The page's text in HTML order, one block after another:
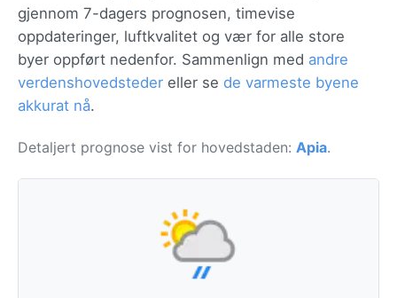
gjennom 7-dagers prognosen, timevise
oppdateringer, luftkvalitet og vær for alle store
byer oppført nedenfor. Sammenlign med andre
verdenshovedsteder eller se de varmeste byene
akkurat nå.
Detaljert prognose vist for hovedstaden: Apia.